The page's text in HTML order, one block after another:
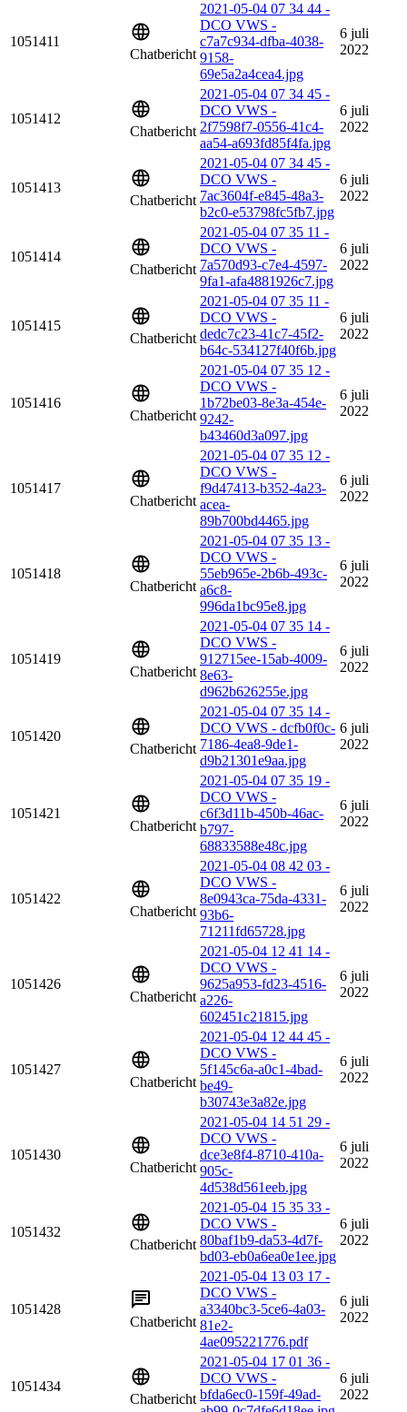
1051411
Chatbericht
2021-05-04 07 34 44 -
DCO VWS -
c7a7c934-dfba-4038-
9158-
69e5a2a4cea4.jpg
6 juli
2022
1051412
Chatbericht
2021-05-04 07 34 45 -
DCO VWS -
2f7598f7-0556-41c4-
aa54-a693fd85f4fa.jpg
6 juli
2022
1051413
Chatbericht
2021-05-04 07 34 45 -
DCO VWS -
7ac3604f-e845-48a3-
b2c0-e53798fc5fb7.jpg
6 juli
2022
1051414
Chatbericht
2021-05-04 07 35 11 -
DCO VWS -
7a570d93-c7e4-4597-
9fa1-afa4881926c7.jpg
6 juli
2022
1051415
Chatbericht
2021-05-04 07 35 11 -
DCO VWS -
dedc7c23-41c7-45f2-
b64c-534127f40f6b.jpg
6 juli
2022
1051416
Chatbericht
2021-05-04 07 35 12 -
DCO VWS -
1b72be03-8e3a-454e-
9242-
b43460d3a097.jpg
6 juli
2022
1051417
Chatbericht
2021-05-04 07 35 12 -
DCO VWS -
f9d47413-b352-4a23-
acea-
89b700bd4465.jpg
6 juli
2022
1051418
Chatbericht
2021-05-04 07 35 13 -
DCO VWS -
55eb965e-2b6b-493c-
a6c8-
996da1bc95e8.jpg
6 juli
2022
1051419
Chatbericht
2021-05-04 07 35 14 -
DCO VWS -
912715ee-15ab-4009-
8e63-
d962b626255e.jpg
6 juli
2022
1051420
Chatbericht
2021-05-04 07 35 14 -
DCO VWS - dcfb0f0c-
7186-4ea8-9de1-
d9b21301e9aa.jpg
6 juli
2022
1051421
Chatbericht
2021-05-04 07 35 19 -
DCO VWS -
c6f3d11b-450b-46ac-
b797-
68833588e48c.jpg
6 juli
2022
1051422
Chatbericht
2021-05-04 08 42 03 -
DCO VWS -
8e0943ca-75da-4331-
93b6-
71211fd65728.jpg
6 juli
2022
1051426
Chatbericht
2021-05-04 12 41 14 -
DCO VWS -
9625a953-fd23-4516-
a226-
602451c21815.jpg
6 juli
2022
1051427
Chatbericht
2021-05-04 12 44 45 -
DCO VWS -
5f145c6a-a0c1-4bad-
be49-
b30743e3a82e.jpg
6 juli
2022
1051430
Chatbericht
2021-05-04 14 51 29 -
DCO VWS -
dce3e8f4-8710-410a-
905c-
4d538d561eeb.jpg
6 juli
2022
1051432
Chatbericht
2021-05-04 15 35 33 -
DCO VWS -
80baf1b9-da53-4d7f-
bd03-eb0a6ea0e1ee.jpg
6 juli
2022
1051428
Chatbericht
2021-05-04 13 03 17 -
DCO VWS -
a3340bc3-5ce6-4a03-
81e2-
4ae095221776.pdf
6 juli
2022
1051434
Chatbericht
2021-05-04 17 01 36 -
DCO VWS -
bfda6ec0-159f-49ad-
6 juli
2022